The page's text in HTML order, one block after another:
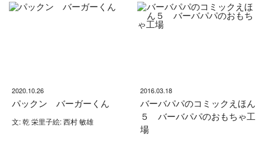
2020.10.26
パックン バーガーくん
文: 乾 栄里子絵: 西村 敏雄
2016.03.18
バーバパパのコミックえほん
５ バーバパパのおもちゃ工
場